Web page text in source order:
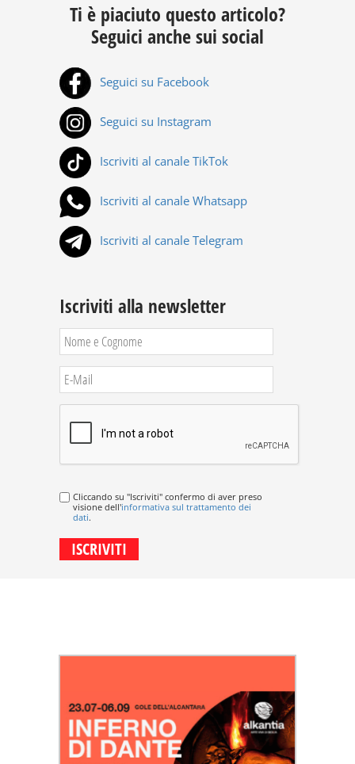
Ti è piaciuto questo articolo?
Seguici anche sui social
Seguici su Facebook
Seguici su Instagram
Iscriviti al canale TikTok
Iscriviti al canale Whatsapp
Iscriviti al canale Telegram
Iscriviti alla newsletter
Cliccando su "Iscriviti" confermo di aver preso
visione dell'informativa sul trattamento dei
dati.